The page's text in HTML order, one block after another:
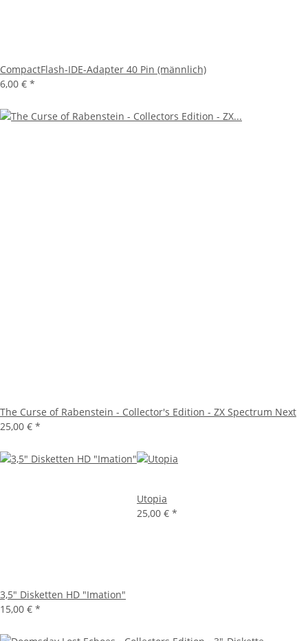
CompactFlash-IDE-Adapter 40 Pin (männlich)
6,00 € *
The Curse of Rabenstein - Collector's Edition - ZX Spectrum Next
25,00 € *
3,5" Disketten HD "Imation"
15,00 € *
Utopia
25,00 € *